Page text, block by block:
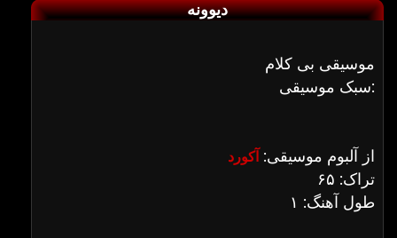
دیوونه
موسیقی بی کلام
سبک موسیقی:
از آلبوم موسیقی: آکورد
تراک: ۶۵
طول آهنگ: ۱